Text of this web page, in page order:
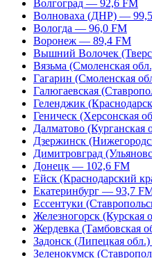
Волгоград — 92,6 FM
Волноваха (ДНР) —
Вологда — 96,0 FM
Воронеж — 89,4 FM
Вышний Волочек
Вязьма (Смоленская
Гагарин (Смоленская
Галюгаевская
Геленджик
Геническ (Херсонская
Далматово
Дзержинск
Димитровград
Донецк — 102,6 FM
Ейск (Краснодарский
Екатеринбург — 93,7
Ессентуки
Железногорск
Жердевка (Тамбовская
Задонск (Липецкая
Зеленокумск